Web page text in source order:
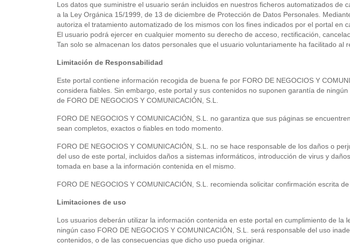
Los datos que suministre el usuario serán incluidos en nuestros ficheros automatizados de
a la Ley Orgánica 15/1999, de 13 de diciembre de Protección de Datos Personales.
autoriza el tratamiento automatizado de los mismos con los fines indicados por el portal en
El usuario podrá ejercer en cualquier momento su derecho de acceso, rectificación,
Tan solo se almacenan los datos personales que el usuario voluntariamente ha facilitado al
Limitación de Responsabilidad
Este portal contiene información recogida de buena fe por FORO DE NEGOCIOS Y
considera fiables. Sin embargo, este portal y sus contenidos no suponen garantía de
de FORO DE NEGOCIOS Y COMUNICACIÓN, S.L.
FORO DE NEGOCIOS Y COMUNICACIÓN, S.L. no garantiza que sus páginas se
sean completos, exactos o fiables en todo momento.
FORO DE NEGOCIOS Y COMUNICACIÓN, S.L. no se hace responsable de los daños o
del uso de este portal, incluidos daños a sistemas informáticos, introducción de virus y
tomada en base a la información contenida en el mismo.
FORO DE NEGOCIOS Y COMUNICACIÓN, S.L. recomienda solicitar confirmación escrita
Limitaciones de uso
Los usuarios deberán utilizar la información contenida en este portal en cumplimiento de la
ningún caso FORO DE NEGOCIOS Y COMUNICACIÓN, S.L. será responsable del uso
contenidos, o de las consecuencias que dicho uso pueda originar.